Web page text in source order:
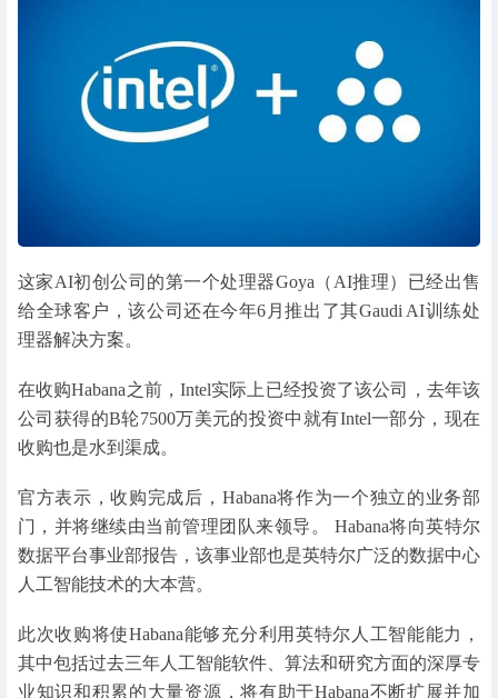
这家AI初创公司的第一个处理器Goya（AI推理）已经出售
给全球客户，该公司还在今年6月推出了其Gaudi AI训练处
理器解决方案。
在收购Habana之前，Intel实际上已经投资了该公司，去年该
公司获得的B轮7500万美元的投资中就有Intel一部分，现在
收购也是水到渠成。
官方表示，收购完成后，Habana将作为一个独立的业务部
门，并将继续由当前管理团队来领导。 Habana将向英特尔
数据平台事业部报告，该事业部也是英特尔广泛的数据中心
人工智能技术的大本营。
此次收购将使Habana能够充分利用英特尔人工智能能力，
其中包括过去三年人工智能软件、算法和研究方面的深厚专
业知识和积累的大量资源，将有助于Habana不断扩展并加